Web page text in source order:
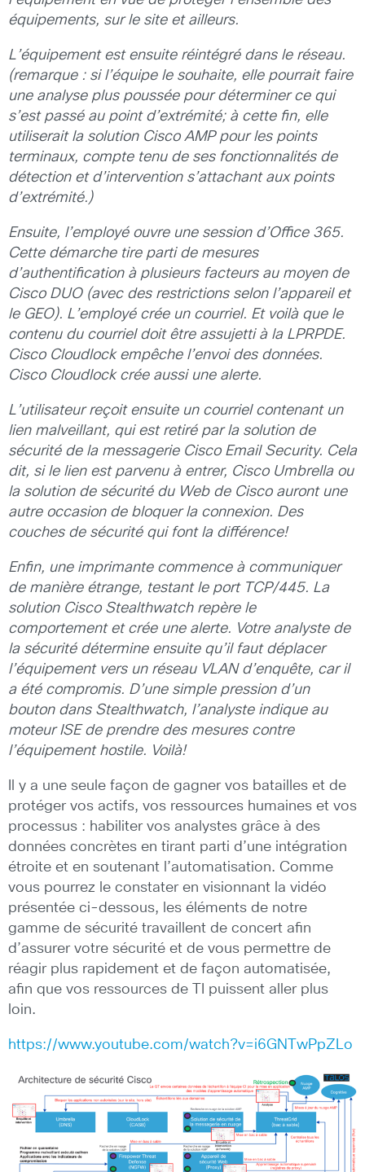
équipements, sur le site et ailleurs.
L’équipement est ensuite réintégré dans le réseau.
(remarque : si l’équipe le souhaite, elle pourrait faire
une analyse plus poussée pour déterminer ce qui
s’est passé au point d’extrémité; à cette fin, elle
utiliserait la solution Cisco AMP pour les points
terminaux, compte tenu de ses fonctionnalités de
détection et d’intervention s’attachant aux points
d’extrémité.)
Ensuite, l’employé ouvre une session d’Office 365.
Cette démarche tire parti de mesures
d’authentification à plusieurs facteurs au moyen de
Cisco DUO (avec des restrictions selon l’appareil et
le GEO). L’employé crée un courriel. Et voilà que le
contenu du courriel doit être assujetti à la LPRPDE.
Cisco Cloudlock empêche l’envoi des données.
Cisco Cloudlock crée aussi une alerte.
L’utilisateur reçoit ensuite un courriel contenant un
lien malveillant, qui est retiré par la solution de
sécurité de la messagerie Cisco Email Security. Cela
dit, si le lien est parvenu à entrer, Cisco Umbrella ou
la solution de sécurité du Web de Cisco auront une
autre occasion de bloquer la connexion. Des
couches de sécurité qui font la différence!
Enfin, une imprimante commence à communiquer
de manière étrange, testant le port TCP/445. La
solution Cisco Stealthwatch repère le
comportement et crée une alerte. Votre analyste de
la sécurité détermine ensuite qu’il faut déplacer
l’équipement vers un réseau VLAN d’enquête, car il
a été compromis. D’une simple pression d’un
bouton dans Stealthwatch, l’analyste indique au
moteur ISE de prendre des mesures contre
l’équipement hostile. Voilà!
Il y a une seule façon de gagner vos batailles et de
protéger vos actifs, vos ressources humaines et vos
processus : habiliter vos analystes grâce à des
données concrètes en tirant parti d’une intégration
étroite et en soutenant l’automatisation. Comme
vous pourrez le constater en visionnant la vidéo
présentée ci-dessous, les éléments de notre
gamme de sécurité travaillent de concert afin
d’assurer votre sécurité et de vous permettre de
réagir plus rapidement et de façon automatisée,
afin que vos ressources de TI puissent aller plus
loin.
https://www.youtube.com/watch?v=i6GNTwPpZLo